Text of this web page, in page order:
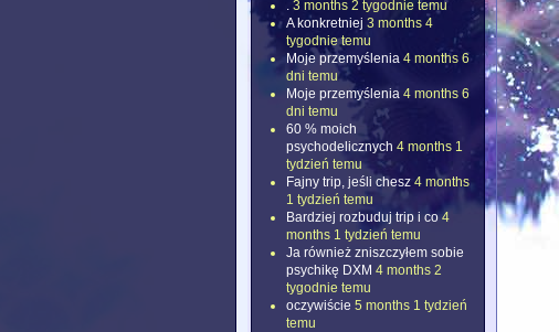
3 months 2 tygodnie temu
A konkretniej 3 months 4
tygodnie temu
Moje przemyślenia 4 months 6
dni temu
Moje przemyślenia 4 months 6
dni temu
60 % moich
psychodelicznych 4 months 1
tydzień temu
Fajny trip, jeśli chesz 4 months
1 tydzień temu
Bardziej rozbuduj trip i co 4
months 1 tydzień temu
Ja również zniszczyłem sobie
psychikę DXM 4 months 2
tygodnie temu
oczywiście 5 months 1 tydzień
temu